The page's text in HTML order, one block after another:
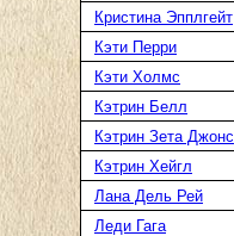
Кристина Эпплгейт
Кэти Перри
Кэти Холмс
Кэтрин Белл
Кэтрин Зета Джонс
Кэтрин Хейгл
Лана Дель Рей
Леди Гага